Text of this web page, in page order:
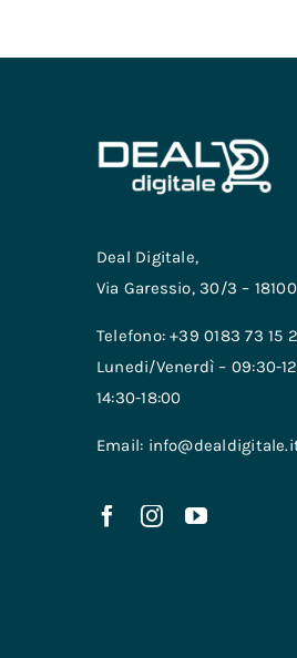
Deal Digitale,
Via Garessio, 30/3 –
Telefono: +39 0183 73 15
Lunedi/Venerdì – 09:30-
14:30-18:00
Email: